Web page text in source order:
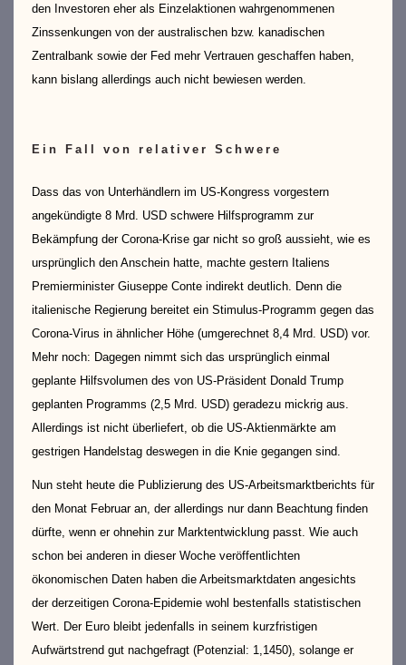
den Investoren eher als Einzelaktionen wahrgenommenen
Zinssenkungen von der australischen bzw. kanadischen
Zentralbank sowie der Fed mehr Vertrauen geschaffen haben,
kann bislang allerdings auch nicht bewiesen werden.
Ein Fall von relativer Schwere
Dass das von Unterhändlern im US-Kongress vorgestern
angekündigte 8 Mrd. USD schwere Hilfsprogramm zur
Bekämpfung der Corona-Krise gar nicht so groß aussieht, wie es
ursprünglich den Anschein hatte, machte gestern Italiens
Premierminister Giuseppe Conte indirekt deutlich. Denn die
italienische Regierung bereitet ein Stimulus-Programm gegen das
Corona-Virus in ähnlicher Höhe (umgerechnet 8,4 Mrd. USD) vor.
Mehr noch: Dagegen nimmt sich das ursprünglich einmal
geplante Hilfsvolumen des von US-Präsident Donald Trump
geplanten Programms (2,5 Mrd. USD) geradezu mickrig aus.
Allerdings ist nicht überliefert, ob die US-Aktienmärkte am
gestrigen Handelstag deswegen in die Knie gegangen sind.
Nun steht heute die Publizierung des US-Arbeitsmarktberichts für
den Monat Februar an, der allerdings nur dann Beachtung finden
dürfte, wenn er ohnehin zur Marktentwicklung passt. Wie auch
schon bei anderen in dieser Woche veröffentlichten
ökonomischen Daten haben die Arbeitsmarktdaten angesichts
der derzeitigen Corona-Epidemie wohl bestenfalls statistischen
Wert. Der Euro bleibt jedenfalls in seinem kurzfristigen
Aufwärtstrend gut nachgefragt (Potenzial: 1,1450), solange er